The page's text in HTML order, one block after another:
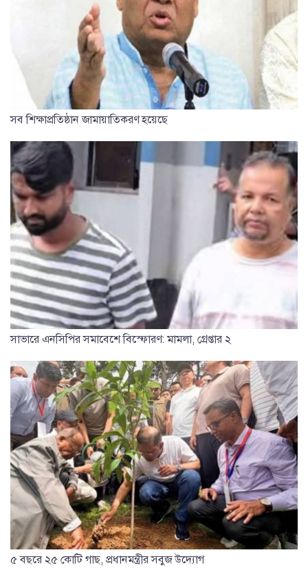
সব শিক্ষাপ্রতিষ্ঠান জামায়াতিকরণ হয়েছে
সাভারে এনসিপির সমাবেশে বিস্ফোরণ: মামলা, গ্রেপ্তার ২
৫ বছরে ২৫ কোটি গাছ, প্রধানমন্ত্রীর সবুজ উদ্যোগ